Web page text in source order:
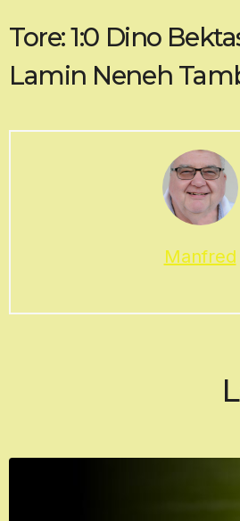
Tore: 1:0 Dino Bektas
Lamin Neneh
Manfred